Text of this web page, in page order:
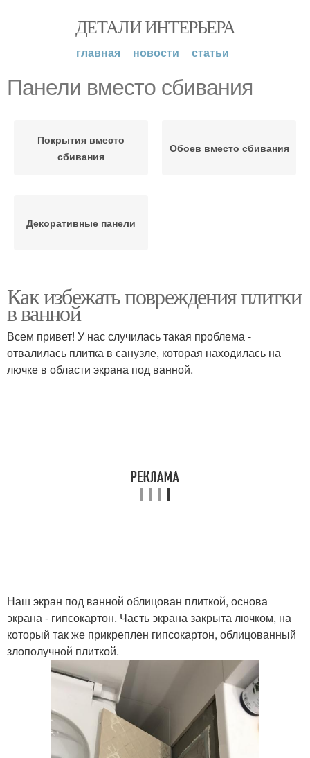
ДЕТАЛИ ИНТЕРЬЕРА
главная новости статьи
Панели вместо сбивания
Покрытия вместо
сбивания
Обоев вместо сбивания
Декоративные панели
Как избежать повреждения плитки
в ванной
Всем привет! У нас случилась такая проблема -
отвалилась плитка в санузле, которая находилась на
лючке в области экрана под ванной.
Наш экран под ванной облицован плиткой, основа
экрана - гипсокартон. Часть экрана закрыта лючком, на
который так же прикреплен гипсокартон, облицованный
злополучной плиткой.